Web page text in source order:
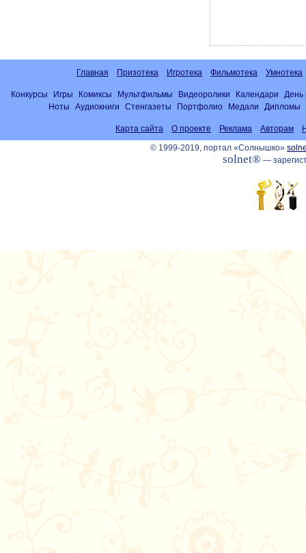
Главная Призотека Игротека Фильмотека Умнотека
Конкурсы Игры Комиксы Мультфильмы Видеоролики Календари
День
Ноты
Аудиокниги Стенгазеты Портфолио Медали Дипломы
Карта сайта О проекте Реклама Авторам
© 1999-2019, портал «Солнышко»
solnet®—